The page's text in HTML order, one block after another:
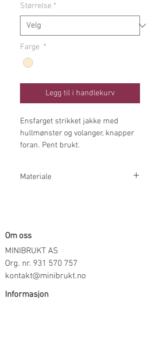
Størrelse *
Farge *
Legg til i handlekurv
Ensfarget strikket jakke med
hullmønster og volanger, knapper
foran. Pent brukt.
Materiale
Om oss
MINIBRUKT AS
Org. nr. 931 570 757
kontakt@minibrukt.no
Informasjon